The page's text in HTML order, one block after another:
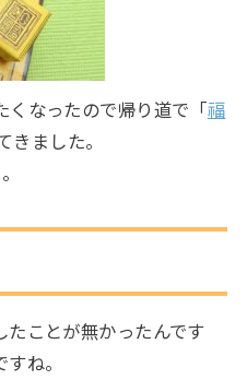
くなったので帰り道で「福
きました。
たことが無かったんです
ね。